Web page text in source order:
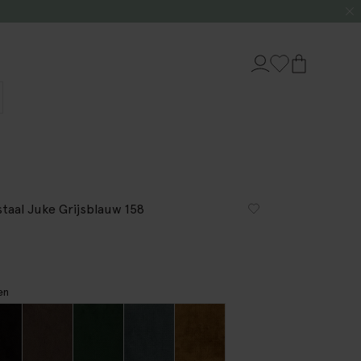
Juke Grijsblauw 158